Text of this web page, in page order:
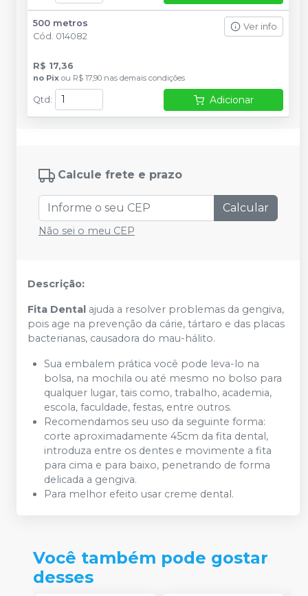
500 metros
Cód. 014082
Ver info
R$ 17,36
no Pix ou R$ 17,90 nas demais condições
Qtd : Adicionar
Calcule frete e prazo
Calcular
Não sei o meu CEP
Descrição:
Fita Dental ajuda a resolver problemas da gengiva,
pois age na prevenção da cárie, tártaro e das placas
bacterianas, causadora do mau-hálito.
Sua embalem prática você pode leva-lo na
bolsa, na mochila ou até mesmo no bolso para
qualquer lugar, tais como, trabalho, academia,
escola, faculdade, festas, entre outros.
Recomendamos seu uso da seguinte forma:
corte aproximadamente 45cm da fita dental,
introduza entre os dentes e movimente a fita
para cima e para baixo, penetrando de forma
delicada a gengiva.
Para melhor efeito usar creme dental.
Você também pode gostar
desses